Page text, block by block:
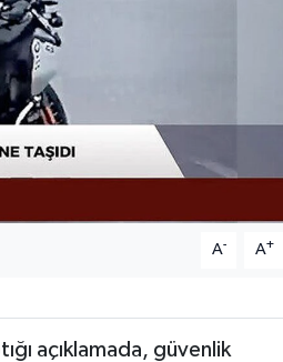
A- A+
açıklamada, güvenlik